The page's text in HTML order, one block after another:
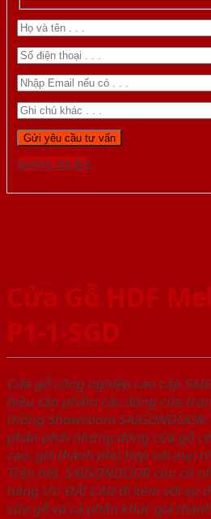
Gọi 0976.169.864
Cửa Gỗ HDF
P1-1-SGD
Cửa gỗ công nghiệp cao cấp
hiệu sản phẩm các dòng cửa
thống Showroom
phân phối những dòng cửa gỗ
cao, giá thành phù hợp với mọi
Trên hết, SAIGONDOOR còn có
hàng ƯU ĐÃI CAO đi kèm với sự
cửa gỗ và cả phân khúc giá